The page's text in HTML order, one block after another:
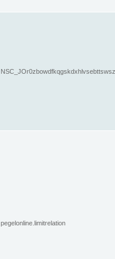
pegelonline.limitrelation